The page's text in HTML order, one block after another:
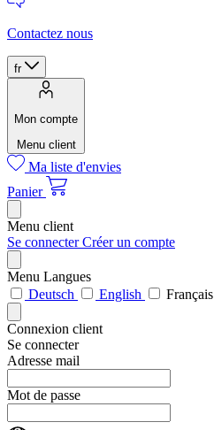
Contactez nous
fr
Mon compte
Menu client
Ma liste d'envies
Panier
Menu client
Se connecterCréer un compte
Menu Langues
Deutsch
English Français
Connexion client
Se connecter
Adresse mail
Mot de passe